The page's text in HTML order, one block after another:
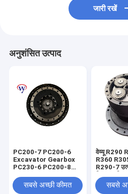
जारी रखें
अनुशंसित उत्पाद
PC200-7 PC200-6
Excavator Gearbox
PC230-6 PC200-8
Gearbox 20Y-27-
00300
सबसे अच्छी कीमत
वेय्यू R290
R360
R290-7
रिड्यूसर
31N9-
सबसे